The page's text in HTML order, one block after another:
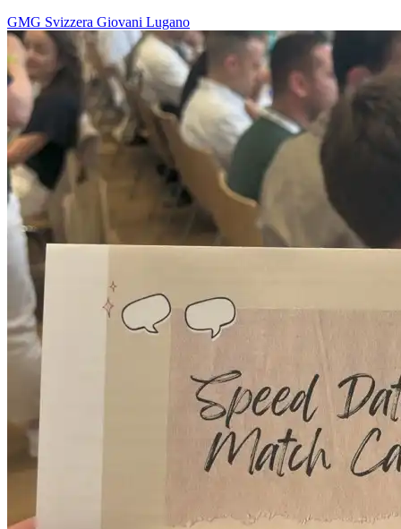
GMG Svizzera Giovani Lugano